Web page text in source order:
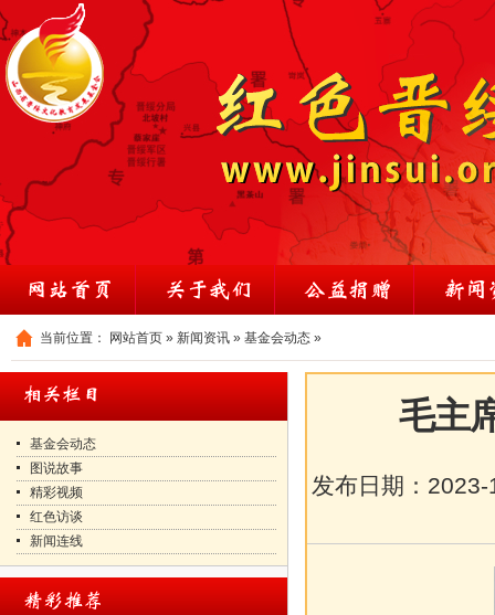
当前位置： 网站首页 » 新闻资讯 » 基金会动态 »
基金会动态
图说故事
精彩视频
红色访谈
新闻连线
毛主
发布日期： 2023-